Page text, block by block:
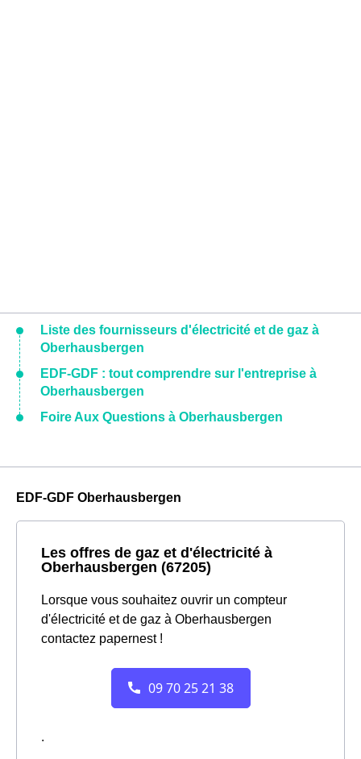
Liste des fournisseurs d'électricité et de gaz à
Oberhausbergen
EDF-GDF : tout comprendre sur l'entreprise à
Oberhausbergen
Foire Aux Questions à Oberhausbergen
EDF-GDF Oberhausbergen
Les offres de gaz et d'électricité à
Oberhausbergen (67205)
Lorsque vous souhaitez ouvrir un compteur
d'électricité et de gaz à Oberhausbergen
contactez papernest !
.